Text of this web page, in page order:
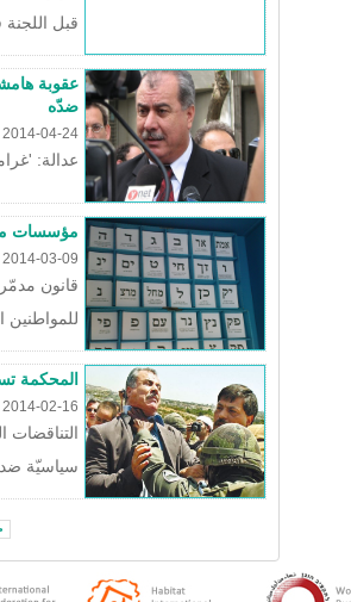
قبل
عقوبة
ضدّه
2014-04-24
عدالة: 'غرامة بقيمة 650 شيكل فقط،
مؤسسات
2014-03-09
قانون
للمواطنين
المحكمة
2014-02-16
سياسيّة ضد